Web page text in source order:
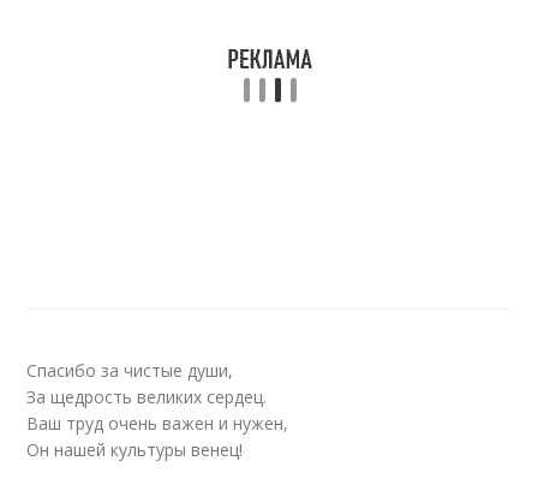
Спасибо за чистые души,
За щедрость великих сердец.
Ваш труд очень важен и нужен,
Он нашей культуры венец!